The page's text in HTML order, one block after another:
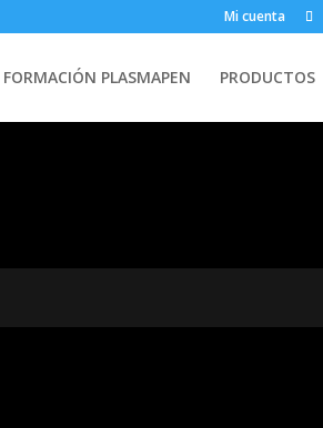
Mi cuenta
FORMACIÓN PLASMAPEN PRODUCTOS